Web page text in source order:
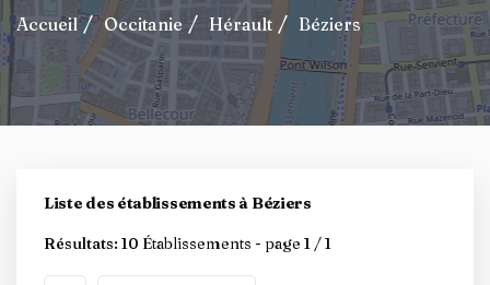
Accueil Occitanie Hérault Béziers
Liste des établissements à Béziers
Résultats: 10 Établissements - page 1 / 1